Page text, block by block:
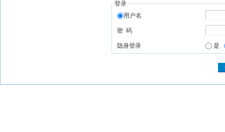
登录
用户名
密 码
隐身登录 是